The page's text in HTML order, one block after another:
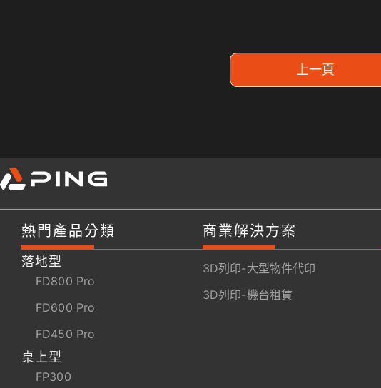
上一頁
熱門產品分類
落地型
FD800 Pro
FD600 Pro
FD450 Pro
桌上型
FP300
商業解決方案
3D列印-大型物件代印
3D列印-機台租賃